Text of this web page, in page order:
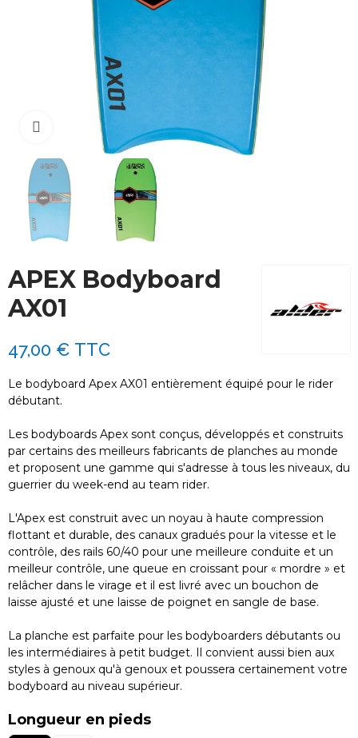
Cliquez pour agrandir
APEX Bodyboard
AX01
47,00 € TTC
Le bodyboard Apex AX01 entièrement équipé pour le rider
débutant.
Les bodyboards Apex sont conçus, développés et construits
par certains des meilleurs fabricants de planches au monde
et proposent une gamme qui s'adresse à tous les niveaux, du
guerrier du week-end au team rider.
L'Apex est construit avec un noyau à haute compression
flottant et durable, des canaux gradués pour la vitesse et le
contrôle, des rails 60/40 pour une meilleure conduite et un
meilleur contrôle, une queue en croissant pour « mordre » et
relâcher dans le virage et il est livré avec un bouchon de
laisse ajusté et une laisse de poignet en sangle de base.
La planche est parfaite pour les bodyboarders débutants ou
les intermédiaires à petit budget. Il convient aussi bien aux
styles à genoux qu'à genoux et poussera certainement votre
bodyboard au niveau supérieur.
Longueur en pieds